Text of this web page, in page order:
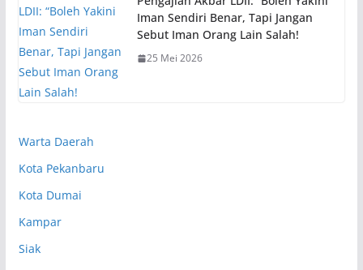
Iman Sendiri Benar, Tapi Jangan
Sebut Iman Orang Lain Salah!
25 Mei 2026
Warta Daerah
Kota Pekanbaru
Kota Dumai
Kampar
Siak